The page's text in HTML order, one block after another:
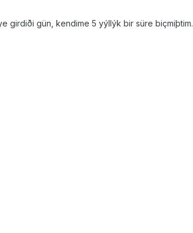
girdiði gün, kendime 5 yýllýk bir süre biçmiþtim.